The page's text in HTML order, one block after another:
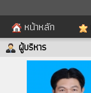
หน้าหลัก
ผู้บริหาร